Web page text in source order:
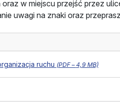
w miejscu przejść przez
uwagi na znaki oraz
ruchu (format pliku:
PDF – rozmiar pliku:
4,9 MB)